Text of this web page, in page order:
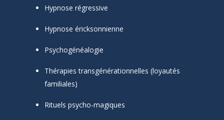
Hypnose régressive
Hypnose éricksonnienne
Psychogénéalogie
Thérapies transgénérationnelles (loyautés
familiales)
Rituels psycho-magiques